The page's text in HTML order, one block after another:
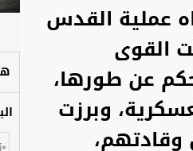
عملية القدس
القوى
عن طورها،
وبرزت